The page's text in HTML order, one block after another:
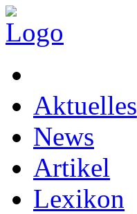
Aktuelles
News
Artikel
Lexikon